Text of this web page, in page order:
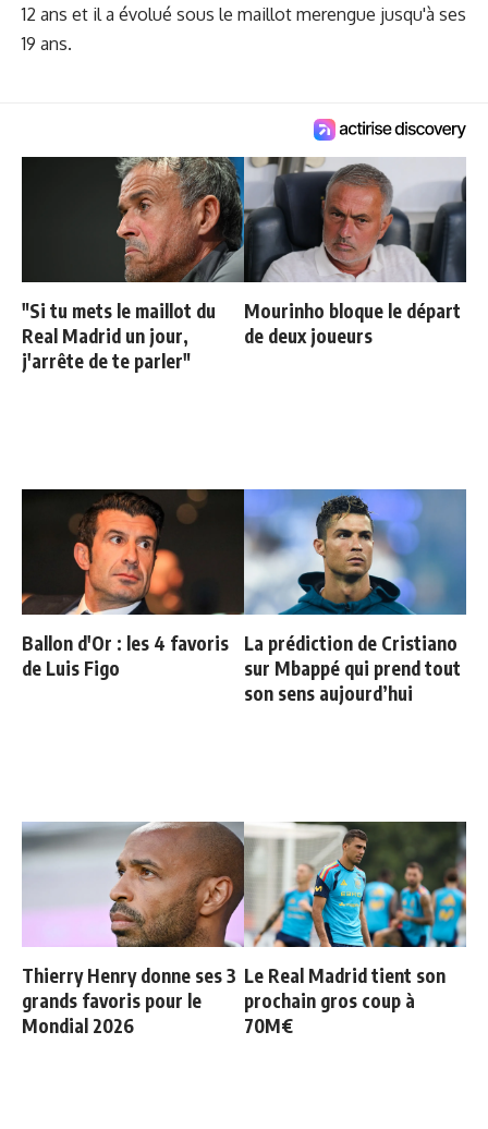
12 ans et il a évolué sous le maillot merengue jusqu'à ses
19 ans.
"Si tu mets le maillot du
Real Madrid un jour,
j'arrête de te parler"
Mourinho bloque le départ
de deux joueurs
Ballon d'Or : les 4 favoris
de Luis Figo
La prédiction de Cristiano
sur Mbappé qui prend tout
son sens aujourd’hui
Thierry Henry donne ses 3
grands favoris pour le
Mondial 2026
Le Real Madrid tient son
prochain gros coup à
70M€